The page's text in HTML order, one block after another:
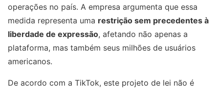
operações no país. A empresa argumenta que essa
medida representa uma restrição sem precedentes à
liberdade de expressão, afetando não apenas a
plataforma, mas também seus milhões de usuários
americanos.
De acordo com a TikTok, este projeto de lei não é